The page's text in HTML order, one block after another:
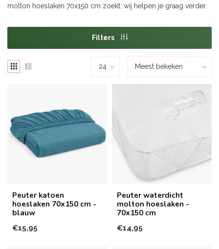
molton hoeslaken 70x150 cm zoekt: wij helpen je graag verder.
Filters
Peuter katoen
hoeslaken 70x150 cm -
blauw
€15,95
Peuter waterdicht
molton hoeslaken -
70x150 cm
€14,95